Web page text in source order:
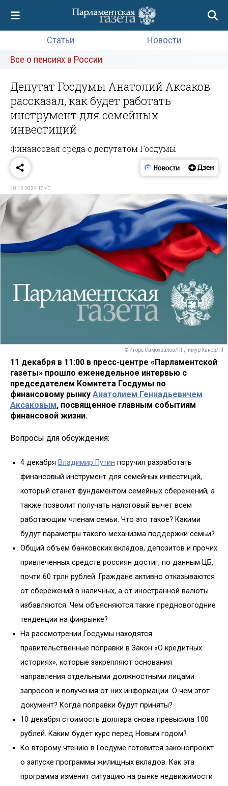
Статьи
Новости
Все о пенсиях в России
Депутат Госдумы Анатолий Аксаков
рассказал, как будет работать
инструмент для семейных
инвестиций
Финансовая среда с депутатом Госдумы
10.12.2024 13:40
© Игорь Самохвалов/ПГ, Тимур Ханов/ПГ
11 декабря в 11:00 в пресс-центре «Парламентской
газеты» прошло еженедельное интервью с
председателем Комитета Госдумы по
финансовому рынку Анатолием Геннадьевичем
Аксаковым, посвященное главным событиям
финансовой жизни.
Вопросы для обсуждения:
4 декабря Владимир Путин поручил разработать
финансовый инструмент для семейных инвестиций,
который станет фундаментом семейных сбережений, а
также позволит получать налоговый вычет всем
работающим членам семьи. Что это такое? Какими
будут параметры такого механизма поддержки семьи?
Общий объем банковских вкладов, депозитов и прочих
привлеченных средств россиян достиг, по данным ЦБ,
почти 60 трлн рублей. Граждане активно отказываются
от сбережений в наличных, а от иностранной валюты
избавляются. Чем объясняются такие предновогодние
тенденции на финрынке?
На рассмотрении Госдумы находятся
правительственные поправки в Закон «О кредитных
историях», которые закрепляют основания
направления отдельными должностными лицами
запросов и получения от них информации. О чем этот
документ? Когда поправки будут приняты?
10 декабря стоимость доллара снова превысила 100
рублей. Каким будет курс перед Новым годом?
Ко второму чтению в Госдуме готовится законопроект
о запуске программы жилищных вкладов. Как эта
программа изменит ситуацию на рынке недвижимости